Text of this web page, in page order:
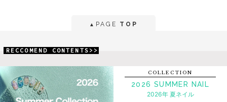
▲ PAGE TOP
RECCOMEND CONTENTS>>
COLLECTION
2026 SUMMER NAIL
2026年 夏ネイル